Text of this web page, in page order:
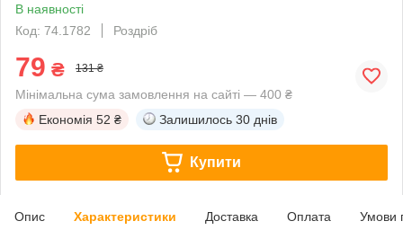
В наявності
Код: 74.1782
Роздріб
79 ₴ 131 ₴
Мінімальна сума замовлення на сайті — 400 ₴
Економія 52 ₴ Залишилось 30 днів
Купити
Опис Характеристики Доставка Оплата Умови